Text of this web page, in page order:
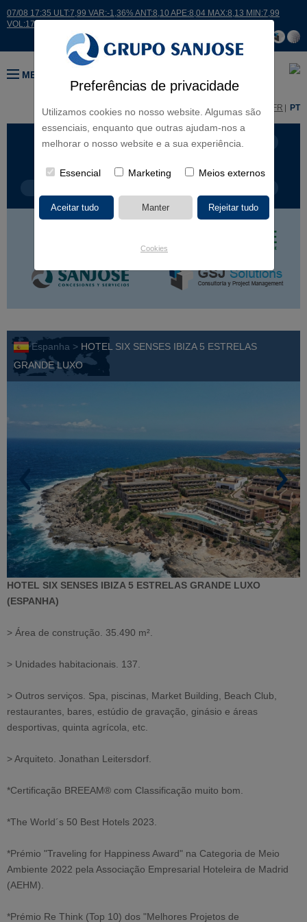
Preferências de privacidade
Utilizamos cookies no nosso website. Algumas são
essenciais, enquanto que outras ajudam-nos a
melhorar o nosso website e a sua experiência.
Essencial Marketing Meios externos
Cookies
07/08 17:35 ULT:7,99 VAR:-1,36% ANT:8,10 APE:8,04 MAX:8,13 MIN:7,99
VOL:17664
MENU
EN FR PT
LINHAS DE NEGÓCIO CONTINENTES
Espanha > HOTEL SIX SENSES IBIZA 5 ESTRELAS
GRANDE LUXO
HOTEL SIX SENSES IBIZA 5 ESTRELAS GRANDE LUXO
(ESPANHA)
> Área de construção. 35.490 m².
> Unidades habitacionais. 137.
> Outros serviços. Spa, piscinas, Market Building, Beach Club,
restaurantes, bares, estúdio de gravação, ginásio e áreas
desportivas, quinta agrícola, etc.
> Arquiteto. Jonathan Leitersdorf.
*Certificação BREEAM® com Classificação muito bom.
*The World´s 50 Best Hotels 2023.
*Prémio "Traveling for Happiness Award" na Categoria de Meio
Ambiente 2022 pela Associação Empresarial Hoteleira de Madrid
(AEHM).
*Prémio Re Think (Top 10) dos "Melhores Projetos de